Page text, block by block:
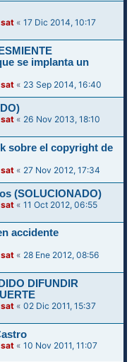
«17 Dic 2014, 10:17
se implanta un
« 23 Sep 2014, 16:40
« 26 Nov 2013, 18:10
sobre el copyright de
« 27 Nov 2012, 17:34
(SOLUCIONADO)
«11 Oct 2012, 06:55
accidente
« 28 Ene 2012, 08:56
DIFUNDIR
«02 Dic 2011, 15:37
«10 Nov 2011, 11:07